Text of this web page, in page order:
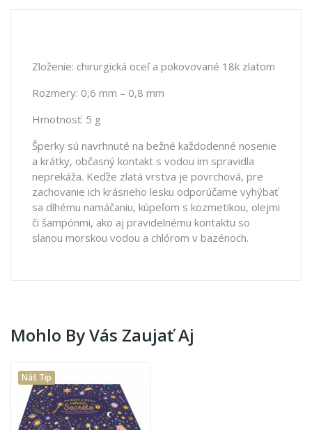
Zloženie: chirurgická oceľ a pokovované 18k zlatom
Rozmery: 0,6 mm – 0,8 mm
Hmotnosť: 5 g
Šperky sú navrhnuté na bežné každodenné nosenie
a krátky, občasný kontakt s vodou im spravidla
neprekáža. Keďže zlatá vrstva je povrchová, pre
zachovanie ich krásneho lesku odporúčame vyhýbať
sa dlhému namáčaniu, kúpeľom s kozmetikou, olejmi
či šampónmi, ako aj pravidelnému kontaktu so
slanou morskou vodou a chlórom v bazénoch.
Mohlo By Vás Zaujať Aj
Náš Tip